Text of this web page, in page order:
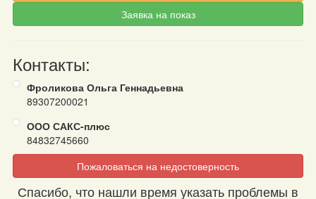
Заявка на показ
Контакты:
Фроликова Ольга Геннадьевна
89307200021
ООО САКС-плюс
84832745660
Пожаловаться на недостоверность
Спасибо, что нашли время указать проблемы в